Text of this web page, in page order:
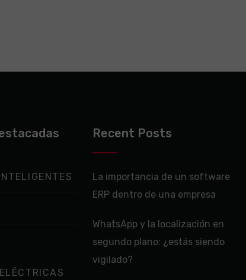
Recent Posts
La importancia de un software
ERP dentro de una empresa
WhatsApp y la localización en
segundo plano: ¿estás siendo
vigilado?